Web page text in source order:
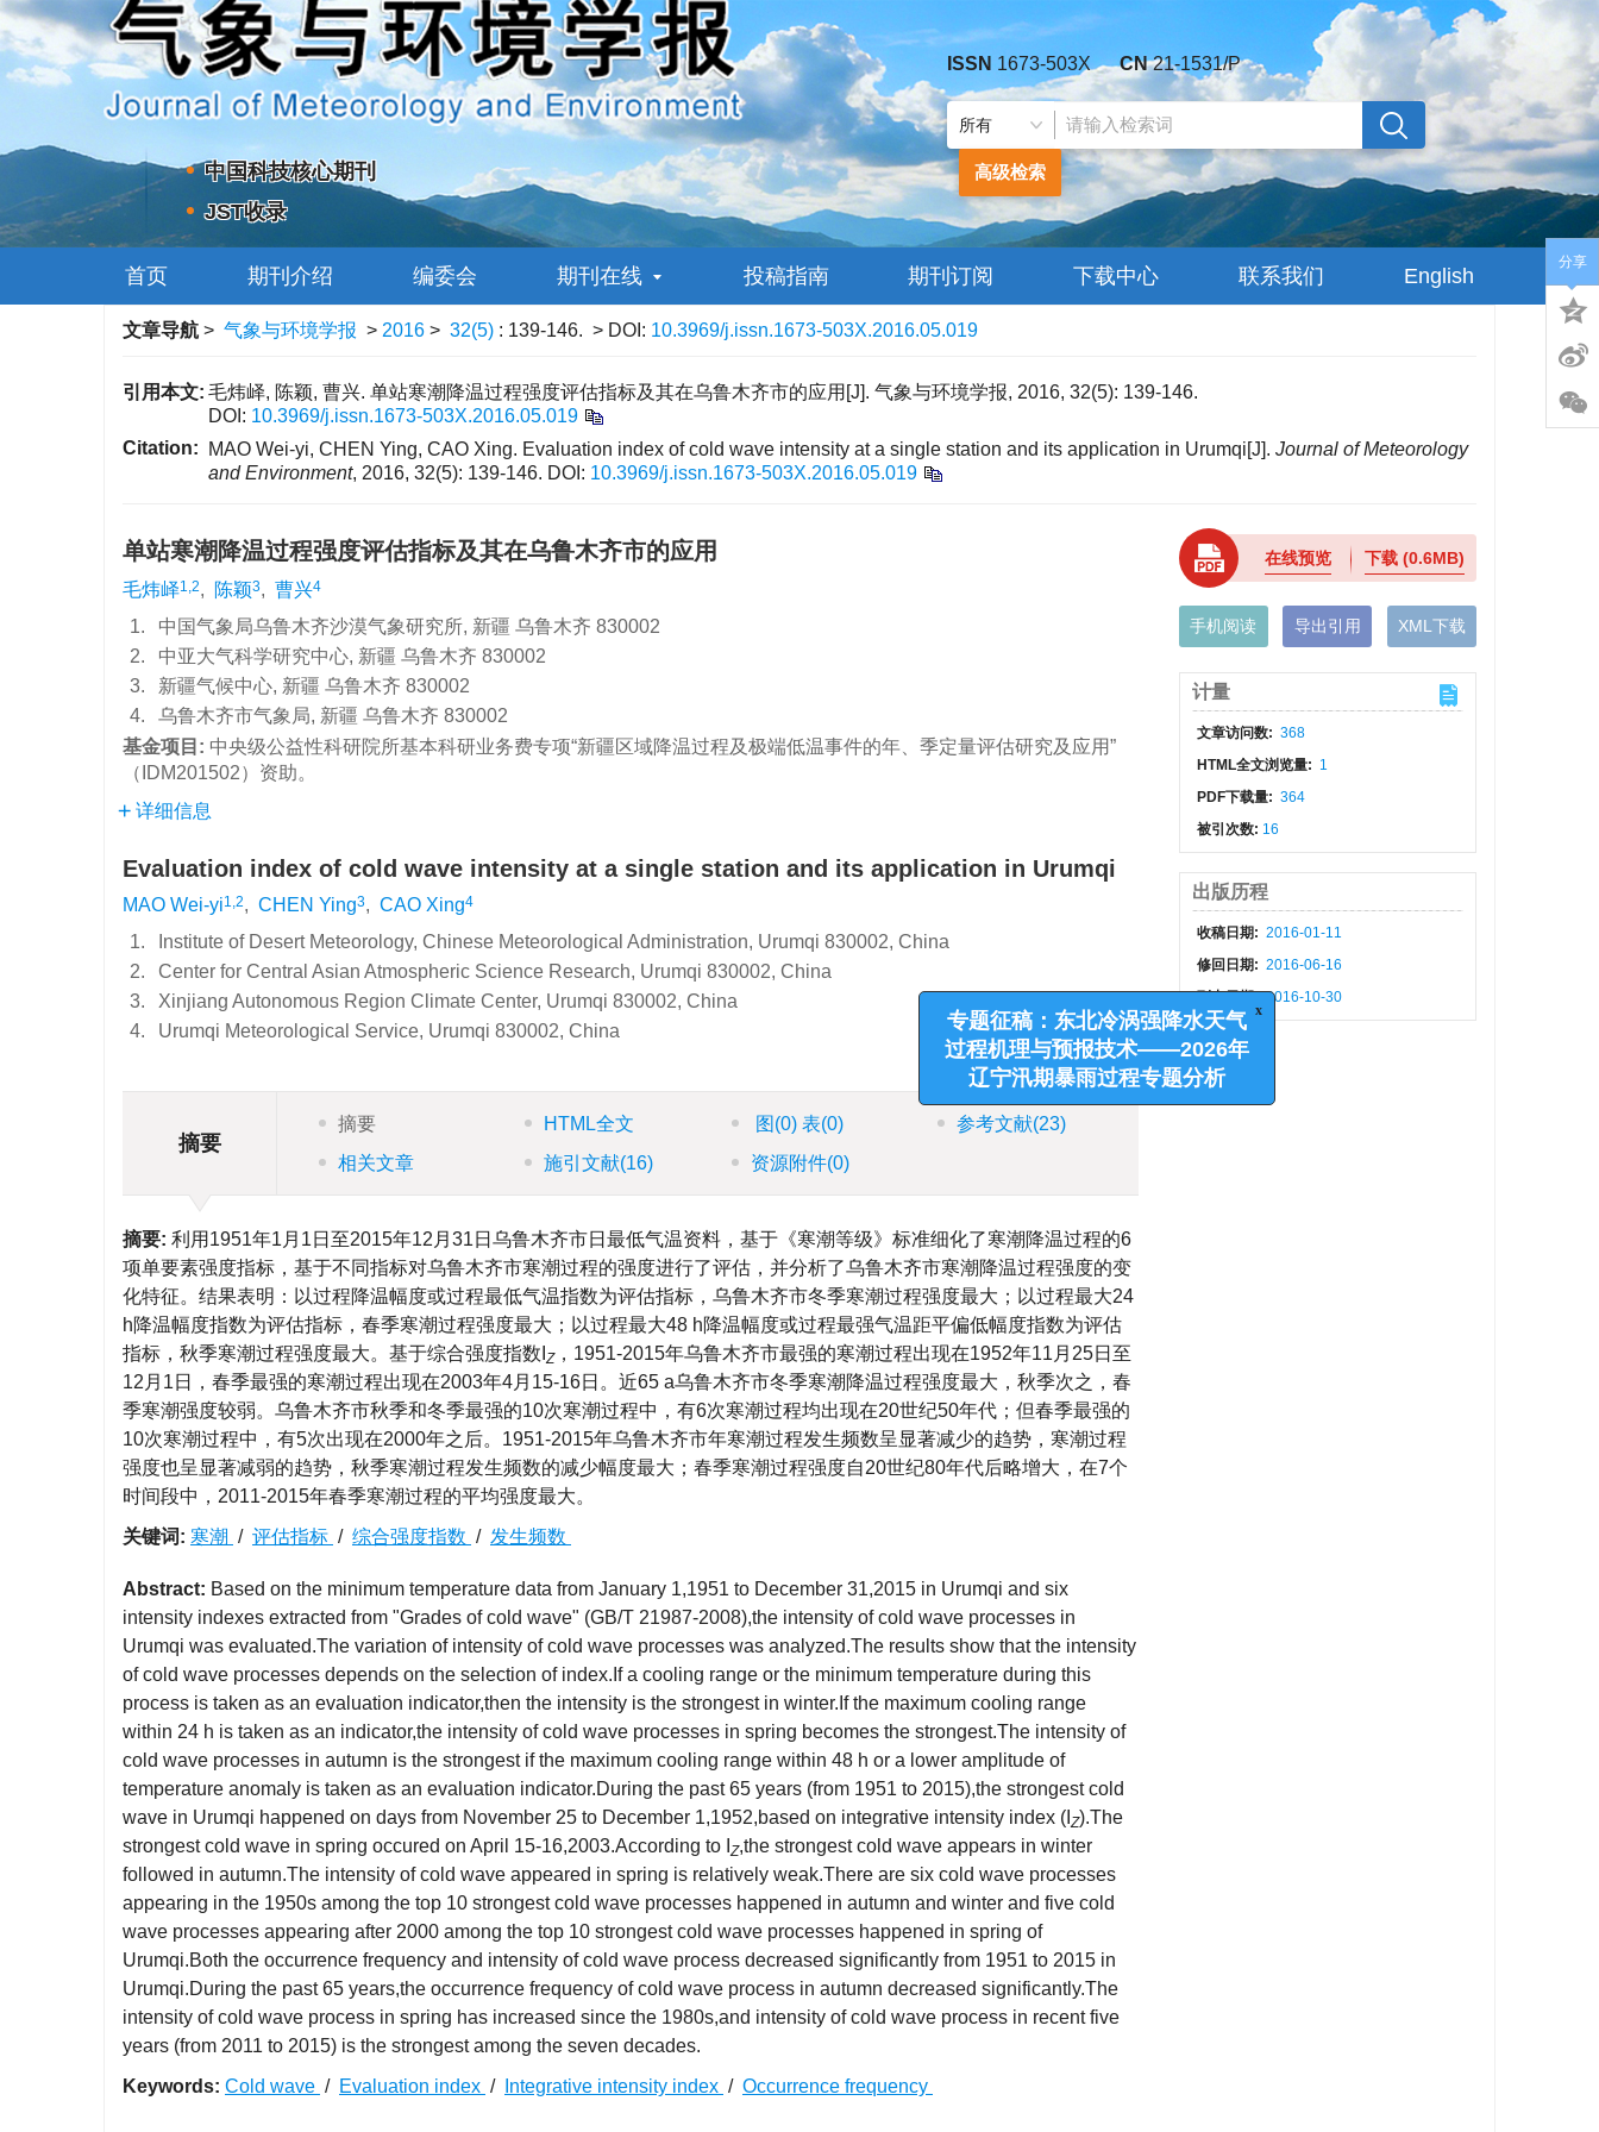
中国科技核心期刊
JST收录
ISSN 1673-503X CN21-1531/P
高级检索
首页 期刊介绍 编委会 期刊在线 投稿指南 期刊订阅 下载中心 联系我们 English
文章导航 > 气象与环境学报 > 2016 > 32(5) : 139-146. > DOI: 10.3969/j.issn.1673-503X.2016.05.019
引用本文: 毛炜峄, 陈颖, 曹兴. 单站寒潮降温过程强度评估指标及其在乌鲁木齐市的应用[J]. 气象与环境学报, 2016, 32(5): 139-146.
DOI: 10.3969/j.issn.1673-503X.2016.05.019
Citation:
MAO Wei-yi, CHEN Ying, CAO Xing. Evaluation index of cold wave intensity at a single station and its application in Urumqi[J]. Journal of Meteorology
and Environment, 2016, 32(5): 139-146. DOI: 10.3969/j.issn.1673-503X.2016.05.019
单站寒潮降温过程强度评估指标及其在乌鲁木齐市的应用
毛炜峄1,2, 陈颖3, 曹兴4
1.
中国气象局乌鲁木齐沙漠气象研究所, 新疆 乌鲁木齐 830002
2.
中亚大气科学研究中心, 新疆 乌鲁木齐 830002
3.
新疆气候中心, 新疆 乌鲁木齐 830002
4.
乌鲁木齐市气象局, 新疆 乌鲁木齐 830002
基金项目: 中央级公益性科研院所基本科研业务费专项“新疆区域降温过程及极端低温事件的年、季定量评估研究及应用”
（IDM201502）资助。
详细信息
Evaluation index of cold wave intensity at a single station and its application in Urumqi
MAO Wei-yi1,2, CHEN Ying3, CAO Xing4
1.
Institute of Desert Meteorology, Chinese Meteorological Administration, Urumqi 830002, China
2.
Center for Central Asian Atmospheric Science Research, Urumqi 830002, China
3.
Xinjiang Autonomous Region Climate Center, Urumqi 830002, China
4.
Urumqi Meteorological Service, Urumqi 830002, China
摘要
摘要 HTML全文 图 (0)表(0) 参考文献(23)
相关文章
施引文献(16) 资源附件(0)
摘要: 利用1951年1月1日至2015年12月31日乌鲁木齐市日最低气温资料，基于《寒潮等级》标准细化了寒潮降温过程的6
项单要素强度指标，基于不同指标对乌鲁木齐市寒潮过程的强度进行了评估，并分析了乌鲁木齐市寒潮降温过程强度的变
化特征。结果表明：以过程降温幅度或过程最低气温指数为评估指标，乌鲁木齐市冬季寒潮过程强度最大；以过程最大24
h降温幅度指数为评估指标，春季寒潮过程强度最大；以过程最大48 h降温幅度或过程最强气温距平偏低幅度指数为评估
指标，秋季寒潮过程强度最大。基于综合强度指数I Z，1951-2015年乌鲁木齐市最强的寒潮过程出现在1952年11月25日至
12月1日，春季最强的寒潮过程出现在2003年4月15-16日。近65 a乌鲁木齐市冬季寒潮降温过程强度最大，秋季次之，春
季寒潮强度较弱。乌鲁木齐市秋季和冬季最强的10次寒潮过程中，有6次寒潮过程均出现在20世纪50年代；但春季最强的
10次寒潮过程中，有5次出现在2000年之后。1951-2015年乌鲁木齐市年寒潮过程发生频数呈显著减少的趋势，寒潮过程
强度也呈显著减弱的趋势，秋季寒潮过程发生频数的减少幅度最大；春季寒潮过程强度自20世纪80年代后略增大，在7个
时间段中，2011-2015年春季寒潮过程的平均强度最大。
关键词: 寒潮 / 评估指标 / 综合强度指数 / 发生频数
Abstract: Based on the minimum temperature data from January 1,1951 to December 31,2015 in Urumqi and six
intensity indexes extracted from "Grades of cold wave" (GB/T 21987-2008),the intensity of cold wave processes in
Urumqi was evaluated.The variation of intensity of cold wave processes was analyzed.The results show that the intensity
of cold wave processes depends on the selection of index.If a cooling range or the minimum temperature during this
process is taken as an evaluation indicator,then the intensity is the strongest in winter.If the maximum cooling range
within 24 h is taken as an indicator,the intensity of cold wave processes in spring becomes the strongest.The intensity of
cold wave processes in autumn is the strongest if the maximum cooling range within 48 h or a lower amplitude of
temperature anomaly is taken as an evaluation indicator.During the past 65 years (from 1951 to 2015),the strongest cold
wave in Urumqi happened on days from November 25 to December 1,1952,based on integrative intensity index (I Z).The
strongest cold wave in spring occured on April 15-16,2003.According to I Z,the strongest cold wave appears in winter
followed in autumn.The intensity of cold wave appeared in spring is relatively weak.There are six cold wave processes
appearing in the 1950s among the top 10 strongest cold wave processes happened in autumn and winter and five cold
wave processes appearing after 2000 among the top 10 strongest cold wave processes happened in spring of
Urumqi.Both the occurrence frequency and intensity of cold wave process decreased significantly from 1951 to 2015 in
Urumqi.During the past 65 years,the occurrence frequency of cold wave process in autumn decreased significantly.The
intensity of cold wave process in spring has increased since the 1980s,and intensity of cold wave process in recent five
years (from 2011 to 2015) is the strongest among the seven decades.
Keywords: Cold wave / Evaluation index / Integrative intensity index / Occurrence frequency
在线预览 下载 (0.6MB)
手机阅读 导出引用 XML下载
计量
文章访问数: 368
HTML全文浏览量: 1
PDF下载量: 364
被引次数: 16
出版历程
收稿日期: 2016-01-11
修回日期: 2016-06-16
刊出日期: 2016-10-30
分享
专题征稿：东北冷涡强降水天气
过程机理与预报技术——2026年
辽宁汛期暴雨过程专题分析